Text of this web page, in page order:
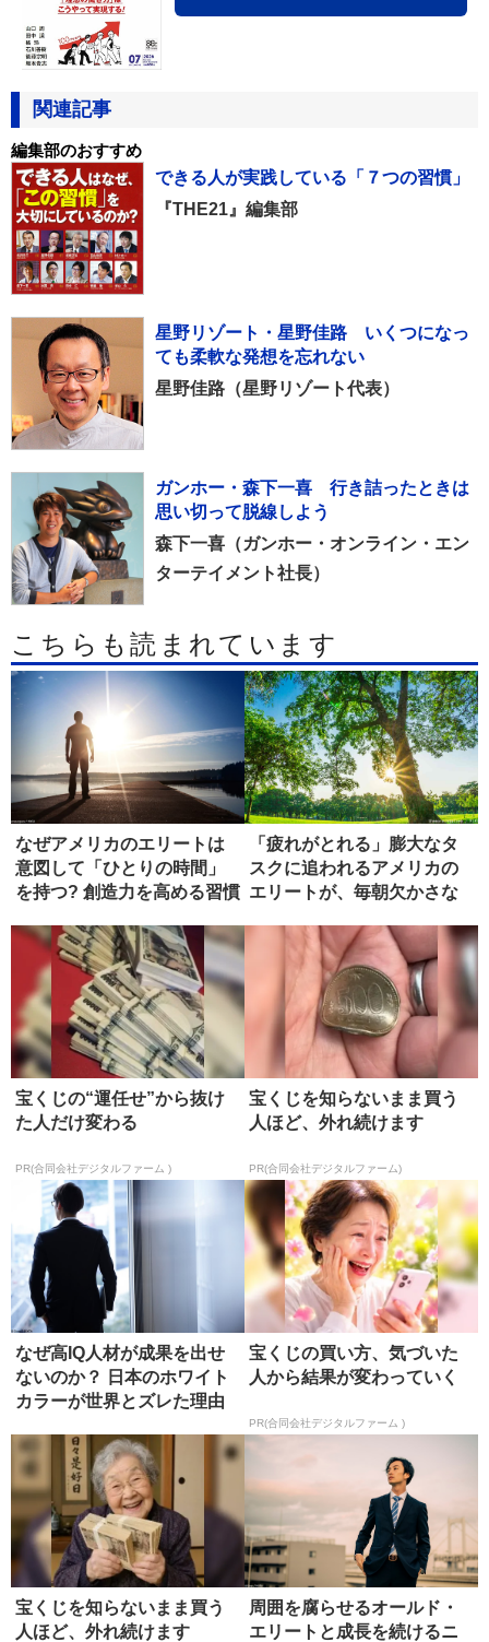
関連記事
編集部のおすすめ
できる人が実践している「７つの習慣」
『THE21』編集部
星野リゾート・星野佳路 いくつになっ
ても柔軟な発想を忘れない
星野佳路（星野リゾート代表）
ガンホー・森下一喜 行き詰ったときは
思い切って脱線しよう
森下一喜（ガンホー・オンライン・エン
ターテイメント社長）
こちらも読まれています
なぜアメリカのエリートは
意図して「ひとりの時間」
を持つ? 創造力を高める習慣
「疲れがとれる」膨大なタ
スクに追われるアメリカの
エリートが、毎朝欠かさな
宝くじの“運任せ”から抜け
た人だけ変わる
PR(合同会社デジタルファーム )
宝くじを知らないまま買う
人ほど、外れ続けます
PR(合同会社デジタルファーム)
なぜ高IQ人材が成果を出せ
ないのか？ 日本のホワイト
カラーが世界とズレた理由
宝くじの買い方、気づいた
人から結果が変わっていく
PR(合同会社デジタルファーム )
宝くじを知らないまま買う
人ほど、外れ続けます
周囲を腐らせるオールド・
エリートと成長を続けるニ